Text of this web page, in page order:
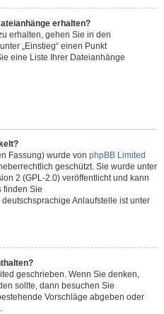
erhalten?
erhalten, gehen Sie in den
„Einstieg“ einen Punkt
eine Liste Ihrer Dateianhänge
Fassung) wurde von phpBB Limited
geschützt. Sie wurde unter
2 (GPL-2.0) veröffentlicht und kann
finden Sie
deutschsprachige Anlaufstelle ist unter
geschrieben. Wenn Sie denken,
sollte, dann besuchen Sie
Vorschläge abgeben oder